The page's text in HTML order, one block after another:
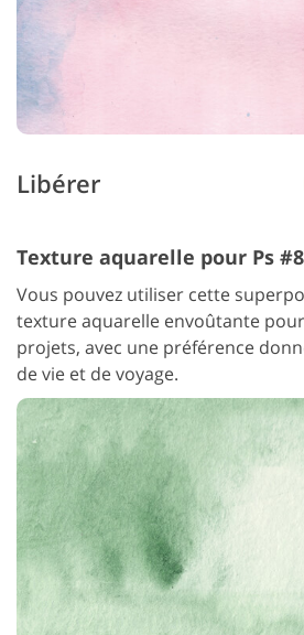
Libérer
Texture aquarelle pour Ps
Vous pouvez utiliser cette
texture aquarelle envoûtante
projets, avec une préférence
de vie et de voyage.